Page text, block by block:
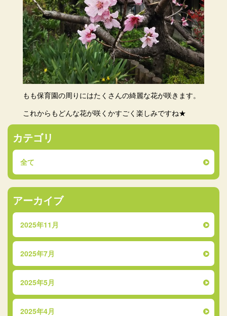
もも保育園の周りにはたくさんの綺麗な花が咲きます。
これからもどんな花が咲くかすごく楽しみですね★
カテゴリ
全て
アーカイブ
2025年11月
2025年7月
2025年5月
2025年4月